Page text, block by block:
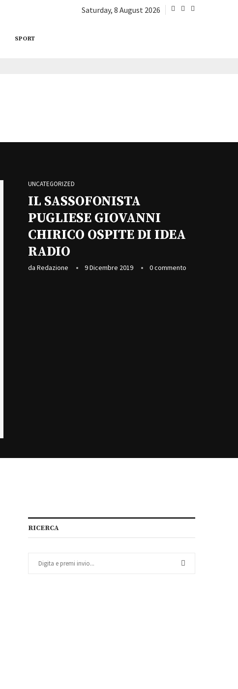
Saturday, 8 August 2026
SPORT
UNCATEGORIZED
IL SASSOFONISTA
PUGLIESE GIOVANNI
CHIRICO OSPITE DI IDEA
RADIO
da Redazione 9 Dicembre 2019 0 commento
RICERCA